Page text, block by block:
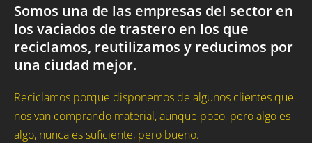
Somos una de las empresas del sector en
los vaciados de trastero en los que
reciclamos, reutilizamos y reducimos por
una ciudad mejor.
Reciclamos porque disponemos de algunos clientes que
nos van comprando material, aunque poco, pero algo es
algo, nunca es suficiente, pero bueno.